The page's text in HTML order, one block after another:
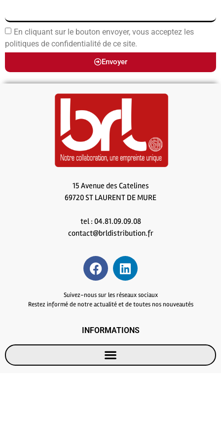
En cliquant sur le bouton envoyer, vous acceptez les
politiques de confidentialité de ce site.
Envoyer
15 Avenue des Catelines
69720 ST LAURENT DE MURE
tel : 04.81.09.09.08
contact@brldistribution.fr
Suivez-nous sur les réseaux sociaux
Restez informé de notre actualité et de toutes nos nouveautés
INFORMATIONS